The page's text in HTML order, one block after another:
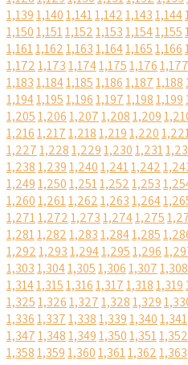
1,1391,1401,1411,1421,1431,144
1,1501,1511,1521,1531,1541,155
1,1611,1621,1631,1641,1651,166
1,1721,1731,1741,1751,1761,177
1,1831,1841,1851,1861,1871,188
1,1941,1951,1961,1971,1981,199
1,2051,2061,2071,2081,209
1,2161,2171,2181,2191,220
1,2271,2281,2291,2301,231
1,2381,2391,2401,2411,242
1,2491,2501,2511,2521,253
1,2601,2611,2621,2631,264
1,2711,2721,2731,2741,275
1,2811,2821,2831,2841,285
1,2921,2931,2941,2951,296
1,3031,3041,3051,3061,3071,308
1,3141,3151,3161,3171,3181,319
1,3251,3261,3271,3281,329
1,3361,3371,3381,3391,3401,341
1,3471,3481,3491,3501,3511,352
1,3581,3591,3601,3611,3621,363